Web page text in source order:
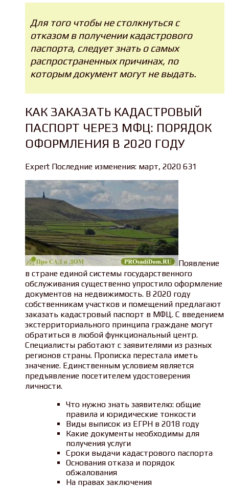
Для того чтобы не столкнуться с
отказом в получении кадастрового
паспорта, следует знать о самых
распространенных причинах, по
которым документ могут не выдать.
КАК ЗАКАЗАТЬ КАДАСТРОВЫЙ
ПАСПОРТ ЧЕРЕЗ МФЦ: ПОРЯДОК
ОФОРМЛЕНИЯ В 2020 ГОДУ
Expert Последние изменения: март, 2020 631
Появление
в стране единой системы государственного
обслуживания существенно упростило оформление
документов на недвижимость. В 2020 году
собственникам участков и помещений предлагают
заказать кадастровый паспорт в МФЦ. С введением
экстерриториального принципа граждане могут
обратиться в любой функциональный центр.
Специалисты работают с заявителями из разных
регионов страны. Прописка перестала иметь
значение. Единственным условием является
предъявление посетителем удостоверения
личности.
Что нужно знать заявителю: общие
правила и юридические тонкости
Виды выписок из ЕГРН в 2018 году
Какие документы необходимы для
получения услуги
Сроки выдачи кадастрового паспорта
Основания отказа и порядок
обжалования
На правах заключения